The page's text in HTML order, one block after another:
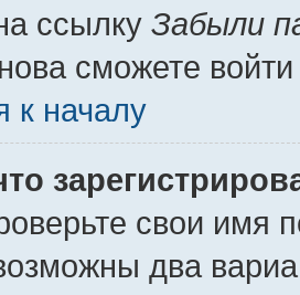
ссылку Забыли
сможете
к началу
свои имя
два